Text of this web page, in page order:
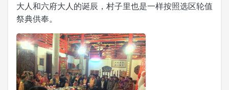
大人和六府大人的诞辰，村子里也是一样按照选区轮值
祭典供奉。